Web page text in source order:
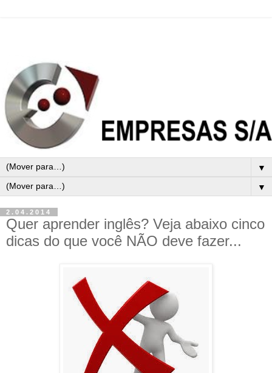
▼
▼
2.04.2014
Quer aprender inglês? Veja abaixo cinco
dicas do que você NÃO deve fazer...